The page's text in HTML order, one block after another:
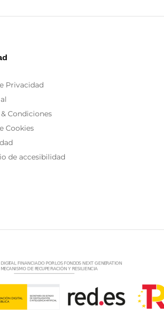
Privacidad
Condiciones
Cookies
de accesibilidad